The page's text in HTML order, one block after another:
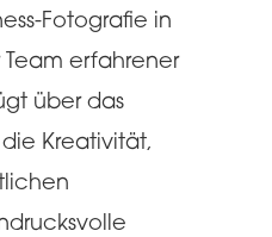
Fotografie in
Team erfahrener
über das
Kreativität,